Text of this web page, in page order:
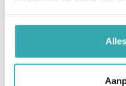
opnieuw laten zien
is binnen de wereld
innovatie. We kijken
deze geslaagde editie